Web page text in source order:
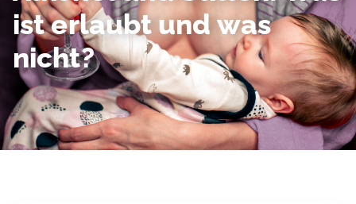
ist erlaubt und was
nicht?